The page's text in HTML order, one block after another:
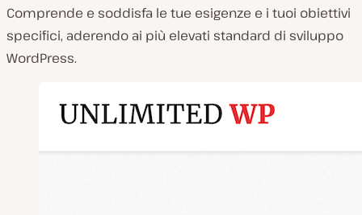
Comprende e soddisfa le tue esigenze e i tuoi obiettivi
specifici, aderendo ai più elevati standard di sviluppo
WordPress.